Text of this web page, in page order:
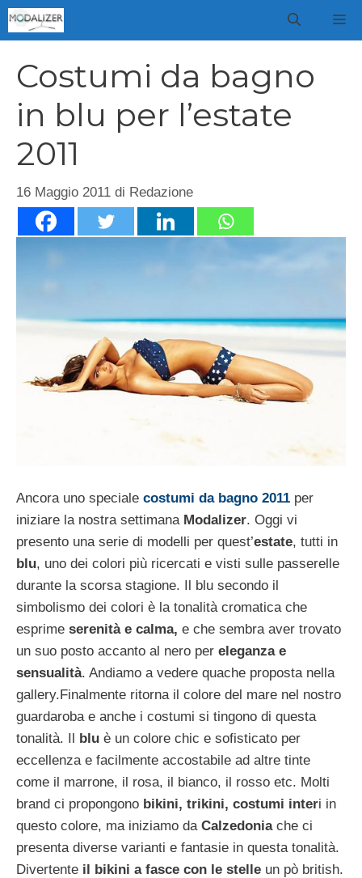
Vai
al
Costumi da bagno
in blu per l’estate
2011
16 Maggio 2011 di Redazione
Ancora uno speciale costumi da bagno 2011 per
iniziare la nostra settimana Modalizer. Oggi vi
presento una serie di modelli per quest’estate, tutti in
blu, uno dei colori più ricercati e visti sulle passerelle
durante la scorsa stagione. Il blu secondo il
simbolismo dei colori è la tonalità cromatica che
esprime serenità e calma, e che sembra aver trovato
un suo posto accanto al nero per eleganza e
sensualità. Andiamo a vedere quache proposta nella
gallery.Finalmente ritorna il colore del mare nel nostro
guardaroba e anche i costumi si tingono di questa
tonalità. Il blu è un colore chic e sofisticato per
eccellenza e facilmente accostabile ad altre tinte
come il marrone, il rosa, il bianco, il rosso etc. Molti
brand ci propongono bikini, trikini, costumi interi in
questo colore, ma iniziamo da Calzedonia che ci
presenta diverse varianti e fantasie in questa tonalità.
Divertente il bikini a fasce con le stelle un pò british.